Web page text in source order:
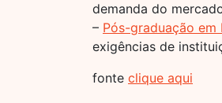
demanda do
– Pós-graduação em
exigências de
fonte clique aqui